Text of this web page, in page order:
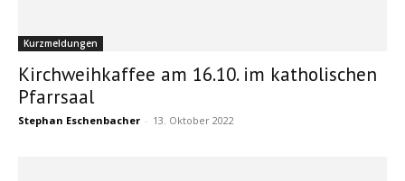
Kurzmeldungen
Kirchweihkaffee am 16.10. im katholischen
Pfarrsaal
Stephan Eschenbacher - 13. Oktober 2022